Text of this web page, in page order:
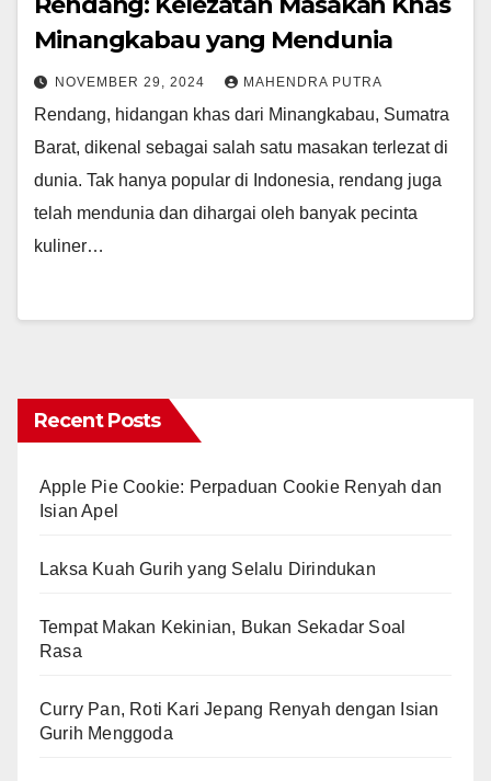
Minangkabau yang Mendunia
NOVEMBER 29, 2024 MAHENDRA PUTRA
Rendang, hidangan khas dari Minangkabau, Sumatra
Barat, dikenal sebagai salah satu masakan terlezat di
dunia. Tak hanya popular di Indonesia, rendang juga
telah mendunia dan dihargai oleh banyak pecinta
kuliner…
Recent Posts
Apple Pie Cookie: Perpaduan Cookie Renyah dan
Isian Apel
Laksa Kuah Gurih yang Selalu Dirindukan
Tempat Makan Kekinian, Bukan Sekadar Soal
Rasa
Curry Pan, Roti Kari Jepang Renyah dengan Isian
Gurih Menggoda